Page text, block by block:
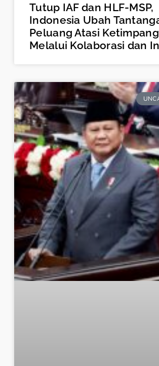
Tutup IAF dan HLF-MSP,
Indonesia Ubah
Peluang Atasi
Melalui Kolaborasi dan